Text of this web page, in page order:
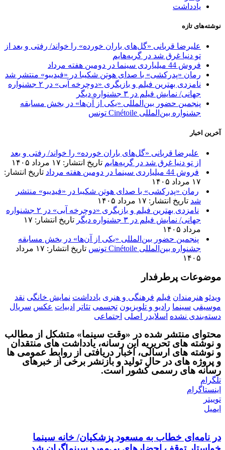
یادداشت
نوشته‌های تازه
علیرضا قربانی «گل‌های باران خورده» را خواند/ رفتی و بعد از
تو دنیا غرق شد در گریه‌هایم
فروش 44 میلیاردی سینما در دومین هفته مرداد
رمان «پدرکشی» با صدای هوتن شکیبا در «فیدیبو» منتشر شد
نامزدی بهترین فیلم و بازیگری «دوچرخه آبی» در ۲ جشنواره
جهانی/ نمایش فیلم در ۳ جشنواره دیگر
پنجمین حضور بین‌المللی «یکی از آن‌ها» در بخش مسابقه
جشنواره بین‌المللی Cinétoile تونس
آخرین اخبار
علیرضا قربانی «گل‌های باران خورده» را خواند/ رفتی و بعد
از تو دنیا غرق شد در گریه‌هایم تاریخ انتشار: ۱۷ مرداد ۱۴۰۵
فروش 44 میلیاردی سینما در دومین هفته مرداد
تاریخ انتشار:
۱۷ مرداد ۱۴۰۵
رمان «پدرکشی» با صدای هوتن شکیبا در «فیدیبو» منتشر
شد تاریخ انتشار: ۱۷ مرداد ۱۴۰۵
نامزدی بهترین فیلم و بازیگری «دوچرخه آبی» در ۲ جشنواره
جهانی/ نمایش فیلم در ۳ جشنواره دیگر
تاریخ انتشار: ۱۷
مرداد ۱۴۰۵
پنجمین حضور بین‌المللی «یکی از آن‌ها» در بخش مسابقه
جشنواره بین‌المللی Cinétoile تونس
تاریخ انتشار: ۱۷ مرداد
۱۴۰۵
موضوعات پرطرفدار
ویدئو هنرمندان فیلم فرهنگی و هنری یادداشت نمایش خانگی نقد
موسیقی سینما رادیو و تلویزیون تجسمی تئاتر ادبیات عکس سریال
دسته‌بندی نشده اسلایدر اصلی اجتماعی
محتوای منتشر شده در «وقت سینما» متشکل از مطالب
و نوشته های تحریریه این رسانه، یادداشت های منتقدان
و نوشته های ارسالی، اخبار دریافتی از روابط عمومی ها
و پروژه های در حال تولید و بازنشر برخی از خبرهای
رسانه های رسمی کشور است.
تلگرام
اینستاگرام
توییتر
ایمیل
در نامه‌ای خطاب به مسعود پزشکیان/ خانه سینما